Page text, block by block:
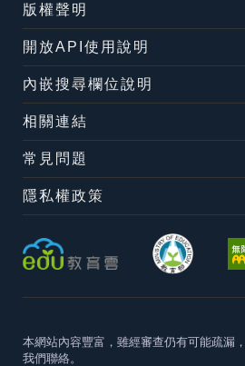
版權聲明
開放API使用說明
內嵌搜尋欄位說明
相關連結
常見問題
隱私權政策
本網站內容豐富，雖經審查仍有可能疏漏，
我們聯絡。